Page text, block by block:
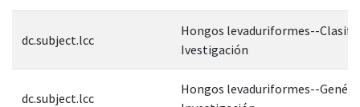
dc.subject.lcc
Hongos levaduriformes--
Ivestigación
dc.subject.lcc
Hongos levaduriformes--